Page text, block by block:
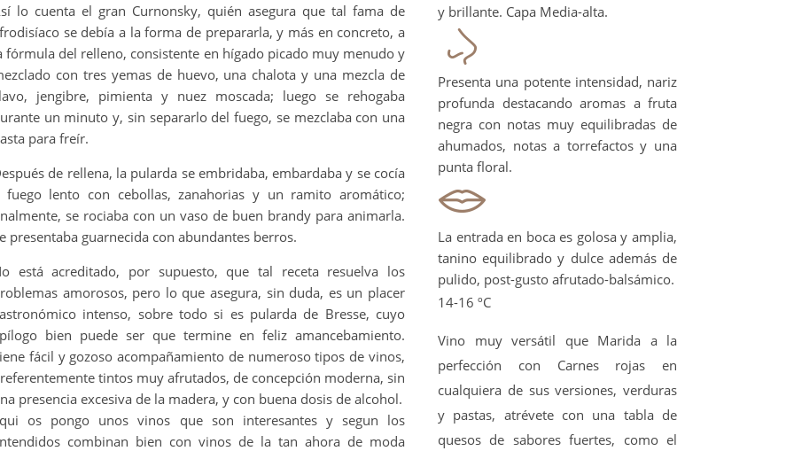
lo cuenta el gran Curnonsky, quién asegura que tal fama de
se debía a la forma de prepararla, y más en concreto, a
fórmula del relleno, consistente en hígado picado muy menudo y
con tres yemas de huevo, una chalota y una mezcla de
jengibre, pimienta y nuez moscada; luego se rehogaba
un minuto y, sin separarlo del fuego, se mezclaba con una
para freír.
de rellena, la pularda se embridaba, embardaba y se cocía
fuego lento con cebollas, zanahorias y un ramito aromático;
se rociaba con un vaso de buen brandy para animarla.
presentaba guarnecida con abundantes berros.
está acreditado, por supuesto, que tal receta resuelva los
amorosos, pero lo que asegura, sin duda, es un placer
intenso, sobre todo si es pularda de Bresse, cuyo
bien puede ser que termine en feliz amancebamiento.
fácil y gozoso acompañamiento de numeroso tipos de vinos,
tintos muy afrutados, de concepción moderna, sin
presencia excesiva de la madera, y con buena dosis de alcohol.
os pongo unos vinos que son interesantes y segun los
combinan bien con vinos de la tan ahora de moda
y brillante. Capa Media-alta.
Presenta una potente intensidad, nariz
profunda destacando aromas a fruta
negra con notas muy equilibradas de
ahumados, notas a torrefactos y una
punta floral.
La entrada en boca es golosa y amplia,
tanino equilibrado y dulce además de
pulido, post-gusto afrutado-balsámico.
14-16 ºC
Vino muy versátil que Marida a la
perfección con Carnes rojas en
cualquiera de sus versiones, verduras
y pastas, atrévete con una tabla de
quesos de sabores fuertes, como el